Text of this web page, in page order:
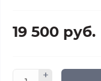
19 500 руб.